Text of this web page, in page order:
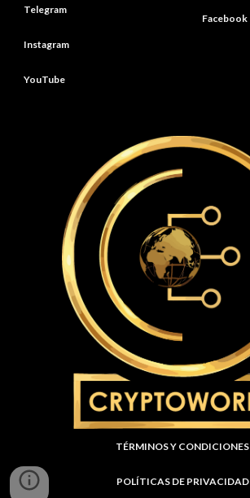
Telegram
Instagram
YouTube
Facebook
TÉRMINOS Y CONDICIONES
POLÍTICAS DE PRIVACIDAD